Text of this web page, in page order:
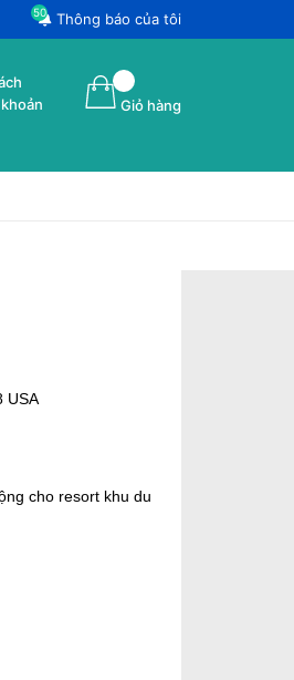
Thông báo của tôi
50
Giỏ hàng
USA
cho resort khu du